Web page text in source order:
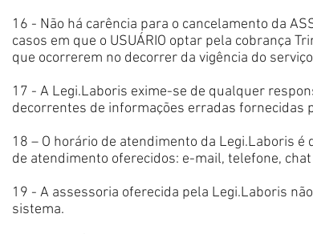
16 - Não há carência para o cancelamento da
casos em que o USUÁRIO optar pela cobrança
que ocorrerem no decorrer da vigência do
17 - A Legi.Laboris exime-se de qualquer
decorrentes de informações erradas fornecidas
18 – O horário de atendimento da Legi.Laboris
de atendimento oferecidos: e-mail, telefone,
19 - A assessoria oferecida pela Legi.Laboris
sistema.